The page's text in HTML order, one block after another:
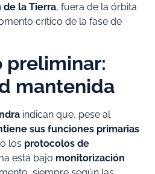
de la Tierra, fuera de la órbita
crítico de la fase de
preliminar:
mantenida
indican que, pese al
sus funciones primarias
los protocolos de
está bajo monitorización